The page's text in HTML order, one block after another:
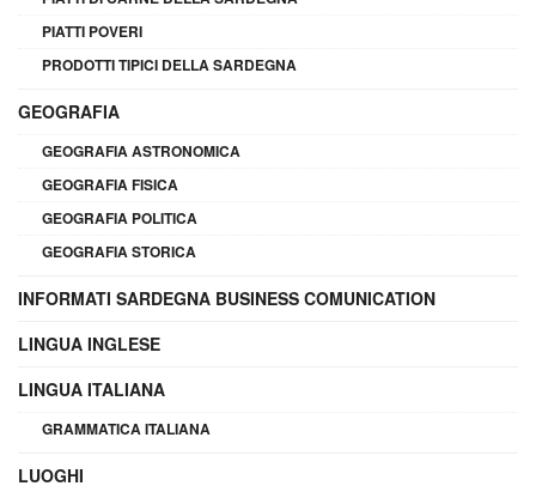
PIATTI POVERI
PRODOTTI TIPICI DELLA SARDEGNA
GEOGRAFIA
GEOGRAFIA ASTRONOMICA
GEOGRAFIA FISICA
GEOGRAFIA POLITICA
GEOGRAFIA STORICA
INFORMATI SARDEGNA BUSINESS COMUNICATION
LINGUA INGLESE
LINGUA ITALIANA
GRAMMATICA ITALIANA
LUOGHI